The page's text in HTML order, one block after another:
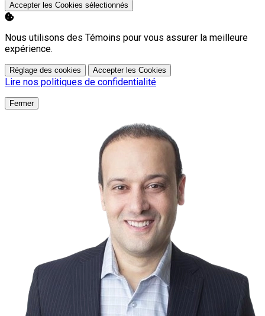
Accepter les Cookies sélectionnés
Nous utilisons des Témoins pour vous assurer la meilleure
expérience.
Réglage des cookies Accepter les Cookies
Lire nos politiques de confidentialité
Fermer